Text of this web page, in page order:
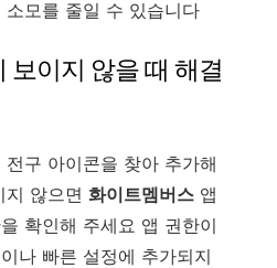
모를 줄일 수 있습니다
보이지 않을 때 해결
구 아이콘을 찾아 추가해
지 않으면 화이트멤버스 앱
확인해 주세요 앱 권한이
나 빠른 설정에 추가되지